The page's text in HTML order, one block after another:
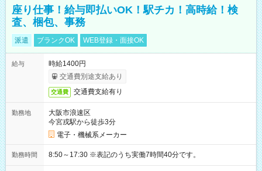
座り仕事！給与即払いOK！駅チカ！高時給！検
査、梱包、事務
派遣 ブランクOK WEB登録・面接OK
給与
時給1400円
交通費別途支給あり
交通費 交通費支給有り
勤務地
大阪市浪速区
今宮戎駅から徒歩3分
電子・機械系メーカー
勤務時間 8:50～17:30 ※表記のうち実働7時間40分です。